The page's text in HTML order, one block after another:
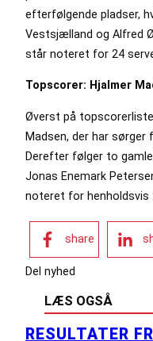
efterfølgende pladser,
Vestsjælland og Alfred
står noteret for 24
Topscorer: Hjalmer
Øverst på
Madsen, der har sørger
Derefter følger to
Jonas Enemark
noteret for henholdsvis
share
Del nyhed
LÆS OGSÅ
RESULTATER